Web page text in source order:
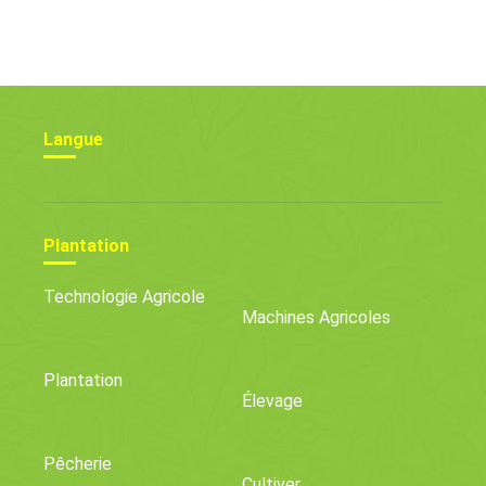
Langue
Plantation
Technologie Agricole
Machines Agricoles
Plantation
Élevage
Pêcherie